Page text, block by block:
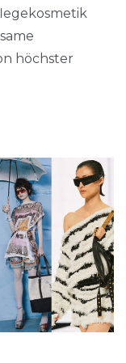
höchster